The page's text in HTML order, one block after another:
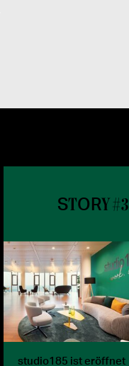
STORY #3
studio185 ist eröffnet